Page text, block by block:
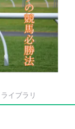
ライブラリ